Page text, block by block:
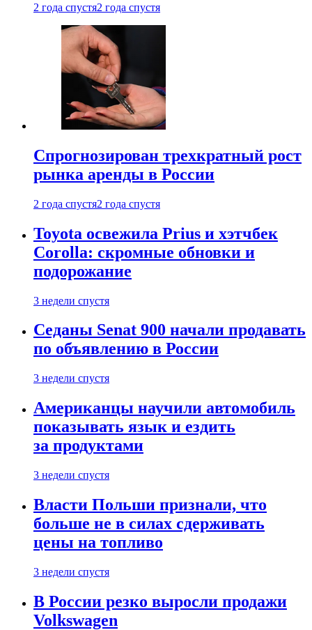
2 года спустя2 года спустя
Спрогнозирован трехкратный рост
рынка аренды в России
2 года спустя2 года спустя
Toyota освежила Prius и хэтчбек
Corolla: скромные обновки и
подорожание
3 недели спустя
Седаны Senat 900 начали продавать
по объявлению в России
3 недели спустя
Американцы научили автомобиль
показывать язык и ездить
за продуктами
3 недели спустя
Власти Польши признали, что
больше не в силах сдерживать
цены на топливо
3 недели спустя
В России резко выросли продажи
Volkswagen